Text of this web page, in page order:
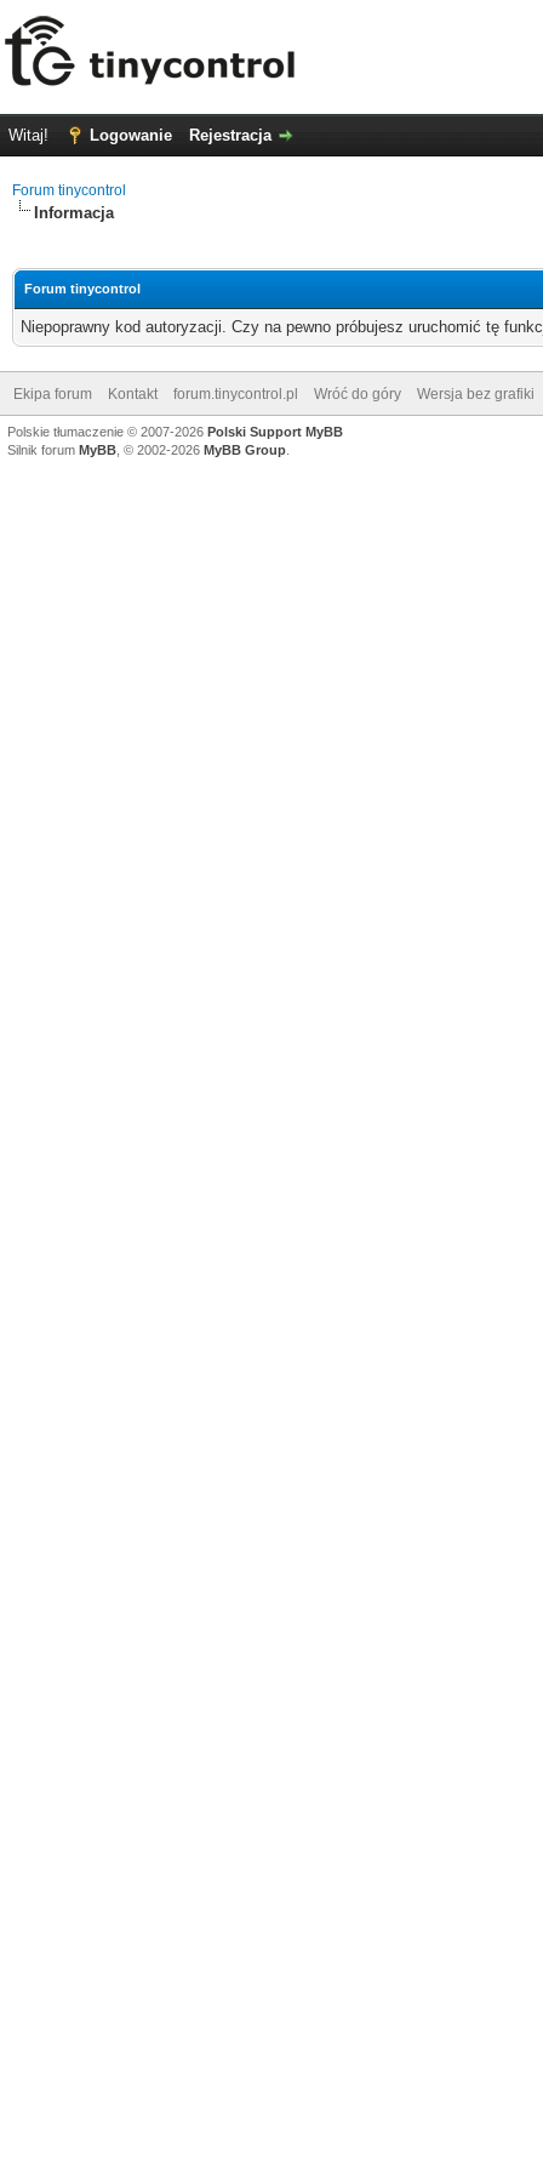
Witaj! Logowanie Rejestracja
Forum tinycontrol
Informacja
Forum tinycontrol
Niepoprawny kod autoryzacji. Czy na pewno próbujesz uruchomić tę
Ekipa forum Kontakt forum.tinycontrol.pl Wróć do góry Wersja bez grafiki
Polskie tłumaczenie © 2007-2026 Polski Support MyBB
Silnik forum MyBB , © 2002-2026 MyBB Group